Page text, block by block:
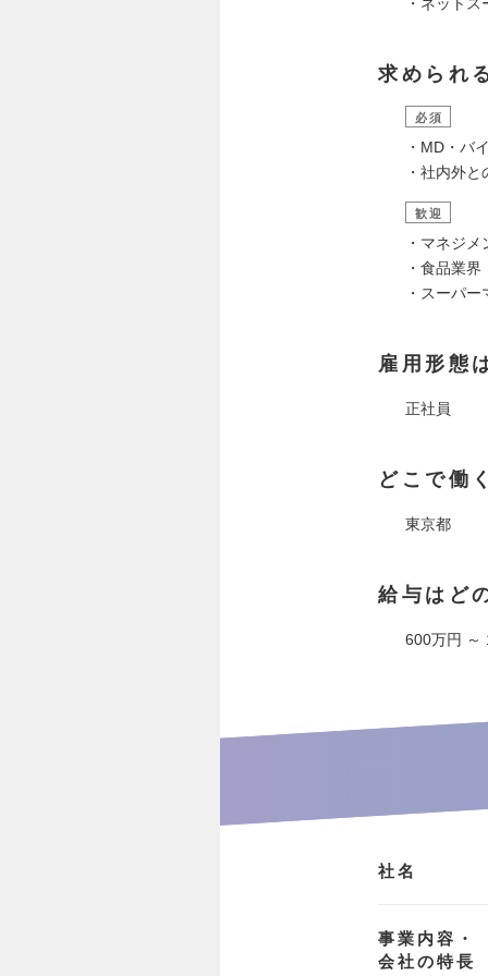
求められ
必須
・MD・バ
・社内外
歓迎
・マネジ
・食品業
・スーパ
雇用形態
正社員
どこで働
東京都
給与はど
600万円 ～
社名
事業内容・
会社の特長